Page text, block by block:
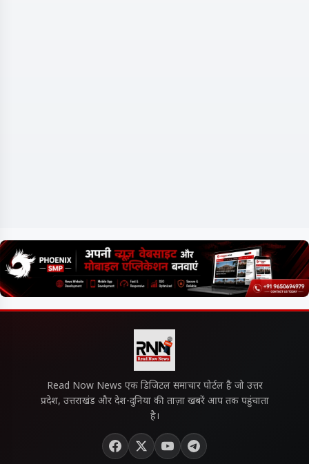
Read Now News एक डिजिटल समाचार पोर्टल है जो उत्तर
प्रदेश, उत्तराखंड और देश-दुनिया की ताज़ा खबरें आप तक पहुंचाता
है।